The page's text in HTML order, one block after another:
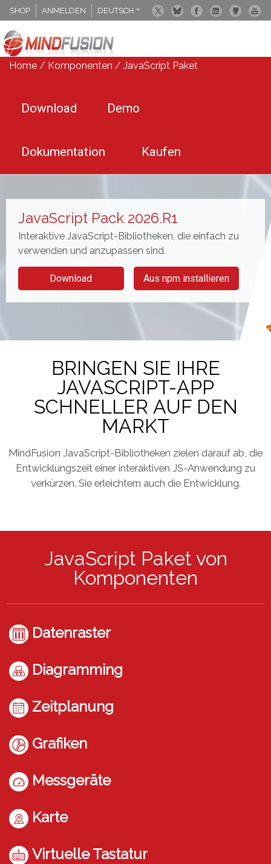
SHOP ANMELDEN
DEUTSCH
ESPANOL
Home / Komponenten / JavaScript Paket
Download Demo
Dokumentation Kaufen
JavaScript Pack 2026.R1
Interaktive JavaScript-Bibliotheken, die einfach zu
verwenden und anzupassen sind.
Download Aus npm installieren
BRINGEN SIE IHRE
JAVASCRIPT-APP
SCHNELLER AUF DEN
MARKT
MindFusion JavaScript-Bibliotheken zielen darauf ab, die
Entwicklungszeit einer interaktiven JS-Anwendung zu
verkürzen. Sie erleichtern auch die Entwicklung.
JavaScript Paket von
Komponenten
Datenraster
Diagramming
Zeitplanung
Grafiken
Messgeräte
Karte
Virtuelle Tastatur